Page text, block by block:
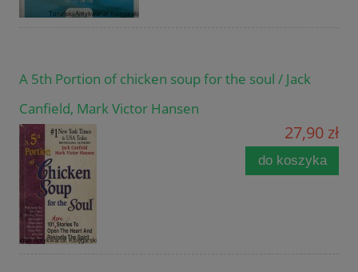
A 5th Portion of chicken soup for the soul / Jack
Canfield, Mark Victor Hansen
27,90 zł
do koszyka